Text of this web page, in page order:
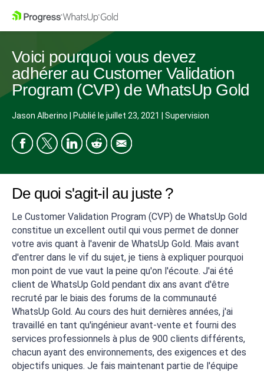
Voici pourquoi vous devez
adhérer au Customer Validation
Program (CVP) de WhatsUp Gold
Jason Alberino Publié le juillet 23, 2021 Supervision
De quoi s'agit-il au juste ?
Le Customer Validation Program (CVP) de WhatsUp Gold
constitue un excellent outil qui vous permet de donner
votre avis quant à l'avenir de WhatsUp Gold. Mais avant
d'entrer dans le vif du sujet, je tiens à expliquer pourquoi
mon point de vue vaut la peine qu'on l'écoute. J'ai été
client de WhatsUp Gold pendant dix ans avant d'être
recruté par le biais des forums de la communauté
WhatsUp Gold. Au cours des huit dernières années, j'ai
travaillé en tant qu'ingénieur avant-vente et fourni des
services professionnels à plus de 900 clients différents,
chacun ayant des environnements, des exigences et des
objectifs uniques. Je fais maintenant partie de l'équipe